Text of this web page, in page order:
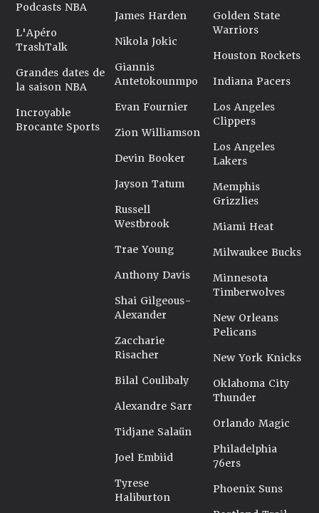
Podcasts NBA
L'Apéro
TrashTalk
Grandes dates de
la saison NBA
Incroyable
Brocante Sports
James Harden
Nikola Jokic
Giannis
Antetokounmpo
Evan Fournier
Zion Williamson
Devin Booker
Jayson Tatum
Russell
Westbrook
Trae Young
Anthony Davis
Shai Gilgeous-
Alexander
Zaccharie
Risacher
Bilal Coulibaly
Alexandre Sarr
Tidjane Salaün
Joel Embiid
Tyrese
Haliburton
Golden State
Warriors
Houston Rockets
Indiana Pacers
Los Angeles
Clippers
Los Angeles
Lakers
Memphis
Grizzlies
Miami Heat
Milwaukee Bucks
Minnesota
Timberwolves
New Orleans
Pelicans
New York Knicks
Oklahoma City
Thunder
Orlando Magic
Philadelphia
76ers
Phoenix Suns